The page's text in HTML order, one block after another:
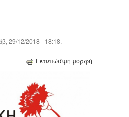
29/12/2018 - 18:18.
Εκτυπώσιμη μορφή